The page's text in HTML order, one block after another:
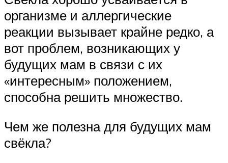
организме и аллергические
реакции вызывает крайне редко, а
вот проблем, возникающих у
будущих мам в связи с их
«интересным» положением,
способна решить множество.
Чем же полезна для будущих мам
свёкла?